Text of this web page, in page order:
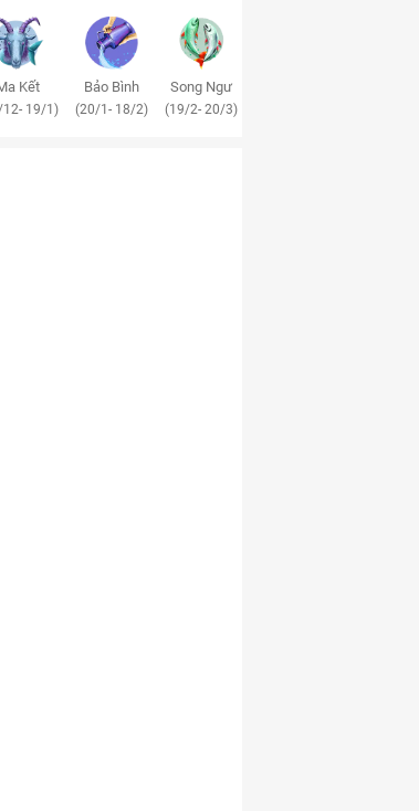
Kết
19/1)
Bảo Bình
(20/1- 18/2)
Song Ngư
(19/2- 20/3)